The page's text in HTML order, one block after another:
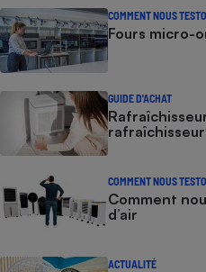
COMMENT NOUS
Fours micro-
GUIDE D'ACHAT
rafraîchisseur
COMMENT NOUS
Comment
d’air
ACTUALITÉ